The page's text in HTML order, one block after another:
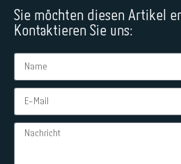
Sie möchten diesen Artikel
Kontaktieren Sie uns: